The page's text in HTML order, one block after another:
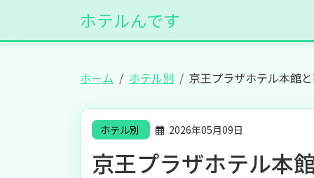
ホテルんです
ホーム ホテル別 京王プラザホテル本館
ホテル別 2026年05月09日
京王プラザホテル本